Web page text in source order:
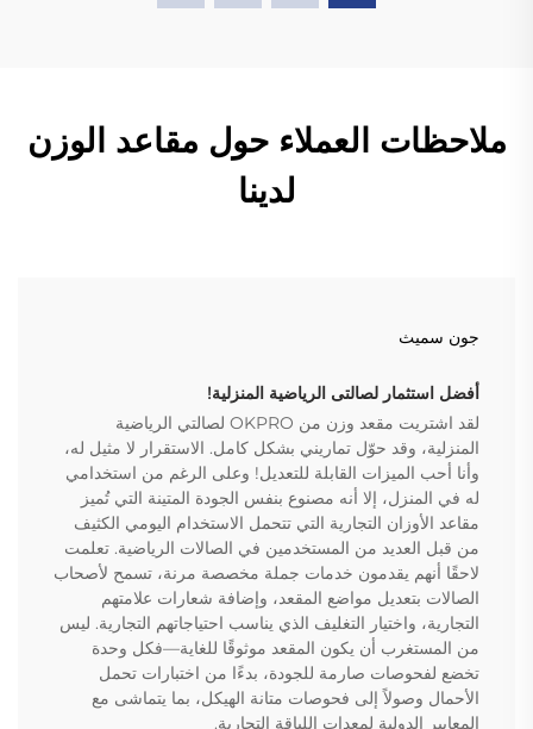
ملاحظات العملاء حول مقاعد الوزن
لدينا
جون سميث
أفضل استثمار لصالتى الرياضية المنزلية!
لقد اشتريت مقعد وزن من OKPRO لصالتي الرياضية
المنزلية، وقد حوّل تماريني بشكل كامل. الاستقرار لا مثيل له،
وأنا أحب الميزات القابلة للتعديل! وعلى الرغم من استخدامي
له في المنزل، إلا أنه مصنوع بنفس الجودة المتينة التي تُميز
مقاعد الأوزان التجارية التي تتحمل الاستخدام اليومي الكثيف
من قبل العديد من المستخدمين في الصالات الرياضية. تعلمت
لاحقًا أنهم يقدمون خدمات جملة مخصصة مرنة، تسمح لأصحاب
الصالات بتعديل مواضع المقعد، وإضافة شعارات علامتهم
التجارية، واختيار التغليف الذي يناسب احتياجاتهم التجارية. ليس
من المستغرب أن يكون المقعد موثوقًا للغاية—فكل وحدة
تخضع لفحوصات صارمة للجودة، بدءًا من اختبارات تحمل
الأحمال وصولاً إلى فحوصات متانة الهيكل، بما يتماشى مع
المعايير الدولية لمعدات اللياقة التجارية.